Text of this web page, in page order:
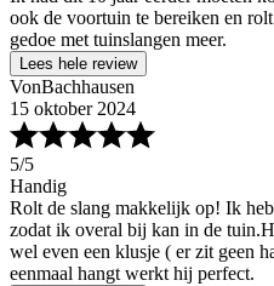
ook de voortuin te bereiken en
gedoe met tuinslangen meer.
Lees hele review
VonBachhausen
15 oktober 2024
5/5
Handig
Rolt de slang makkelijk op! Ik
zodat ik overal bij kan in de
wel even een klusje ( er zit geen
eenmaal hangt werkt hij perfect.